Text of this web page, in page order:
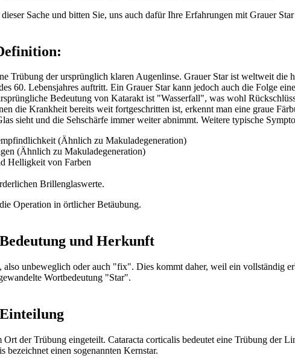
Sache und bitten Sie, uns auch dafür Ihre Erfahrungen mit Grauer
Trübung der ursprünglich klaren Augenlinse. Grauer Star ist weltweit
60. Lebensjahres auftritt. Ein Grauer Star kann jedoch auch die Folge
Bedeutung von Katarakt ist "Wasserfall", was wohl
die Krankheit bereits weit fortgeschritten ist, erkennt man eine graue
sieht und die Sehschärfe immer weiter abnimmt. Weitere typische
(Ähnlich zu Makuladegeneration)
(Ähnlich zu Makuladegeneration)
Helligkeit von Farben
Brillenglaswerte.
Operation in örtlicher Betäubung.
und Herkunft
unbeweglich oder auch "fix". Dies kommt daher, weil ein vollständig
Wortbedeutung "Star".
der Trübung eingeteilt. Cataracta corticalis bedeutet eine Trübung der
bezeichnet einen sogenannten Kernstar.